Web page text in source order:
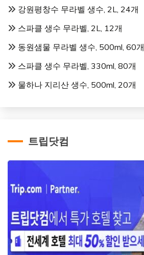
강원평창수 무라벨 생수, 2L, 24개
스파클 생수 무라벨, 2L, 12개
동원샘물 무라벨 생수, 500ml, 60개
스파클 생수 무라벨, 330ml, 80개
물하나 지리산 생수, 500ml, 20개
트립닷컴